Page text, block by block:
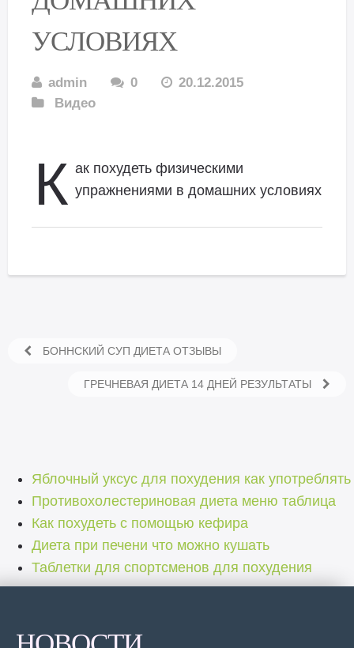
УСЛОВИЯХ
admin 0
20.12.2015
Видео
К ак похудеть физическими
упражнениями в домашних условиях
БОННСКИЙ СУП ДИЕТА ОТЗЫВЫ
ГРЕЧНЕВАЯ ДИЕТА 14 ДНЕЙ РЕЗУЛЬТАТЫ
Яблочный уксус для похудения как употреблять
Противохолестериновая диета меню таблица
Как похудеть с помощью кефира
Диета при печени что можно кушать
Таблетки для спортсменов для похудения
НОВОСТИ